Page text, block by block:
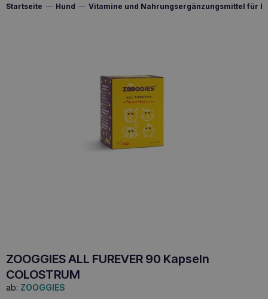
Startseite — Hund — Vitamine und Nahrungsergänzungsmittel für
ZOOGGIES ALL FUREVER 90 Kapseln
COLOSTRUM
ab: ZOOGGIES